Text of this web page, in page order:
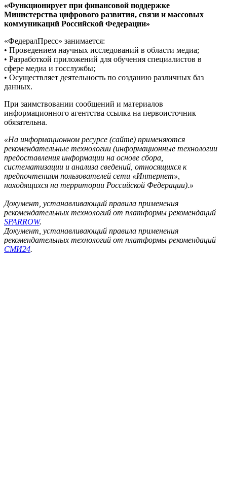
«Функционирует при финансовой поддержке
Министерства цифрового развития, связи и массовых
коммуникаций Российской Федерации»
«ФедералПресс» занимается:
• Проведением научных исследований в области медиа;
• Разработкой приложений для обучения специалистов в
сфере медиа и госслужбы;
• Осуществляет деятельность по созданию различных баз
данных.
При заимствовании сообщений и материалов
информационного агентства ссылка на первоисточник
обязательна.
«На информационном ресурсе (сайте) применяются
рекомендательные технологии (информационные технологии
предоставления информации на основе сбора,
систематизации и анализа сведений, относящихся к
предпочтениям пользователей сети «Интернет»,
находящихся на территории Российской Федерации).»
Документ, устанавливающий правила применения
рекомендательных технологий от платформы рекомендаций
SPARROW.
Документ, устанавливающий правила применения
рекомендательных технологий от платформы рекомендаций
СМИ24.